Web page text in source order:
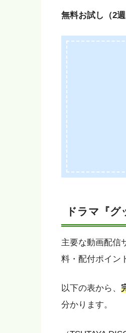
無料お試し（2週
ドラマ『
主要な動画配信
料・配付ポイン
以下の表から、
分かります。